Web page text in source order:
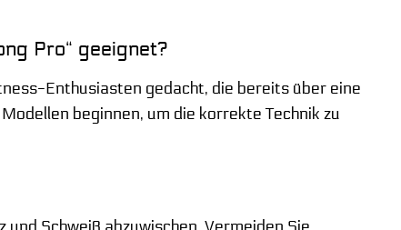
Pro“ geeignet?
Enthusiasten gedacht, die bereits über eine
beginnen, um die korrekte Technik zu